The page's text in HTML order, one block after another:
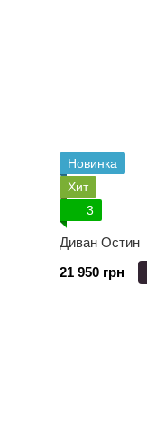
Новинка
Хит
3
Диван Остин
21 950 грн